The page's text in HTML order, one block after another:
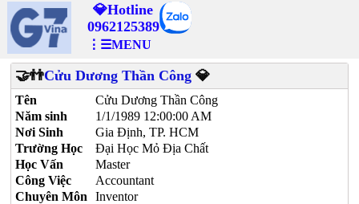
💎Hotline
0962125389
⋮☰MENU
🤝👬Cửu Dương Thần Công 💎
Tên
Cửu Dương Thần Công
Năm sinh
1/1/1989 12:00:00 AM
Nơi Sinh
Gia Định, TP. HCM
Trường Học
Đại Học Mỏ Địa Chất
Học Vấn
Master
Công Việc
Accountant
Chuyên Môn
Inventor